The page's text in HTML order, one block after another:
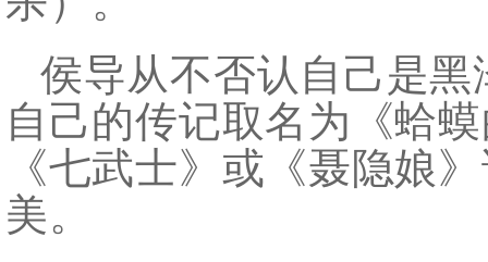
侯导从不否认自己是
自己的传记取名为《蛤
《七武士》或《聂隐娘
美。